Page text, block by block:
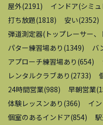
屋外(2191 ) インドア(シミ
打ち放題(1818) 安い(2352)
弾道測定器(トップレーサー、
パター練習場あり (1349) バ
アプローチ練習場あり (654)
レンタルクラブあり (2733)
24時間営業(988) 早朝営業(
体験レッスンあり (366) イ
個室のあるインドア(854)